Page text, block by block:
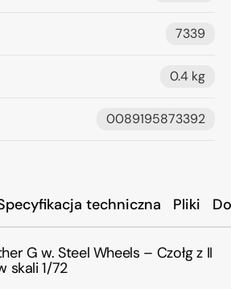
techniczna Pliki
G w. Steel Wheels – Czołg z II
skali 1/72
7339
0.4 kg
0089195873392